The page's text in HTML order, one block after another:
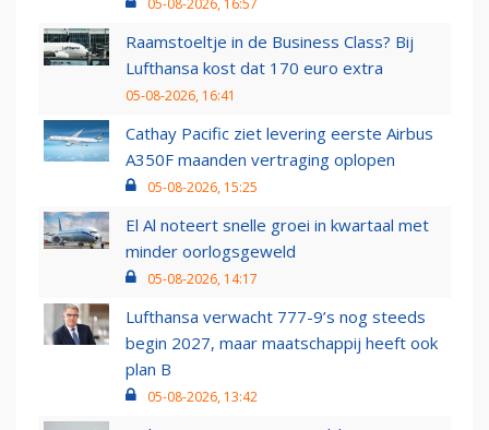
05-08-2026, 16:57
Raamstoeltje in de Business Class? Bij
Lufthansa kost dat 170 euro extra
05-08-2026, 16:41
Cathay Pacific ziet levering eerste Airbus
A350F maanden vertraging oplopen
05-08-2026, 15:25
El Al noteert snelle groei in kwartaal met
minder oorlogsgeweld
05-08-2026, 14:17
Lufthansa verwacht 777-9’s nog steeds
begin 2027, maar maatschappij heeft ook
plan B
05-08-2026, 13:42